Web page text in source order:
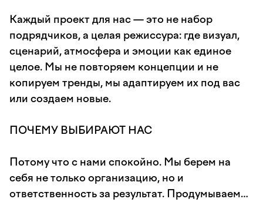
Каждый проект для нас — это не набор
подрядчиков, а целая режиссура: где визуал,
сценарий, атмосфера и эмоции как единое
целое. Мы не повторяем концепции и не
копируем тренды, мы адаптируем их под вас
или создаем новые.
ПОЧЕМУ ВЫБИРАЮТ НАС
Потому что с нами спокойно. Мы берем на
себя не только организацию, но и
ответственность за результат. Продумываем